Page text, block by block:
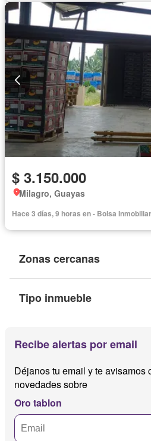
$ 3.150.000
Milagro, Guayas
Hace 3 días, 9 horas en - Bolsa
Zonas cercanas
Tipo inmueble
Recibe alertas por email
Déjanos tu email y te avisamos
novedades sobre
Oro tablon